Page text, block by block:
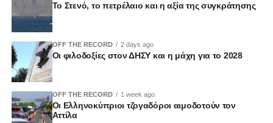
Το Στενό, το πετρέλαιο και η αξία της συγκράτησης
OFF THE RECORD 2 days ago
Οι φιλοδοξίες στον ΔΗΣΥ και η μάχη για το 2028
OFF THE RECORD 1 week ago
Οι Ελληνοκύπριοι τζογαδόροι αιμοδοτούν τον
Αττίλα